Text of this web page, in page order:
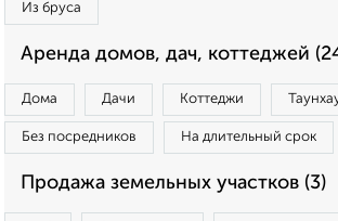
Из бруса
Аренда домов, дач, коттеджей
Дома Дачи Коттеджи
Без посредников На длительный срок
Продажа земельных участков (3)